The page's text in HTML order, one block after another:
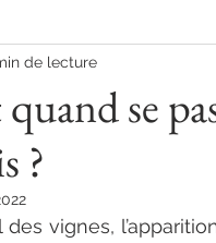
Qu'est-ce que le vin
se
?
de lecture
vignes,